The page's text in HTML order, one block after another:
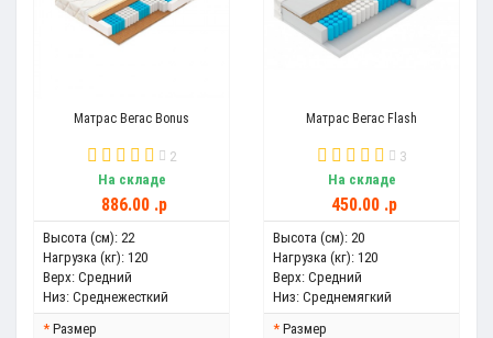
Матрас Вегас Bonus
2
На складе
886.00 .p
Высота (см): 22
Нагрузка (кг): 120
Верх: Средний
Низ: Среднежесткий
Размер
Матрас Вегас Flash
3
На складе
450.00 .p
Высота (см): 20
Нагрузка (кг): 120
Верх: Средний
Низ: Среднемягкий
Размер